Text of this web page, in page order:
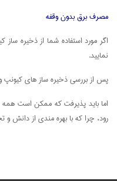
مصرف برق بدون وقفه
نمایید.
پس از بررسی ذخیره ساز های کیونپ
اما باید پذیرفت که ممکن است همه
رود، چرا که با بهره مندی از دانش